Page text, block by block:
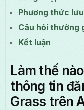
Phương thức
Câu hỏi thường
Kết luận
Làm thế
thông tin
Grass trên